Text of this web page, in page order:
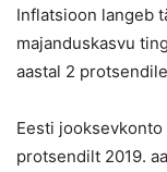
Inflatsioon langeb
majanduskasvu
aastal 2
Eesti jooksevkonto
protsendilt 2019.